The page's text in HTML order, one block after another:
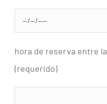
hora de reserva entre
(requerido)